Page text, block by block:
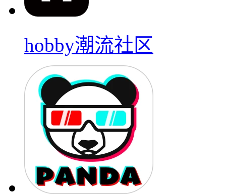
hobby潮流社区